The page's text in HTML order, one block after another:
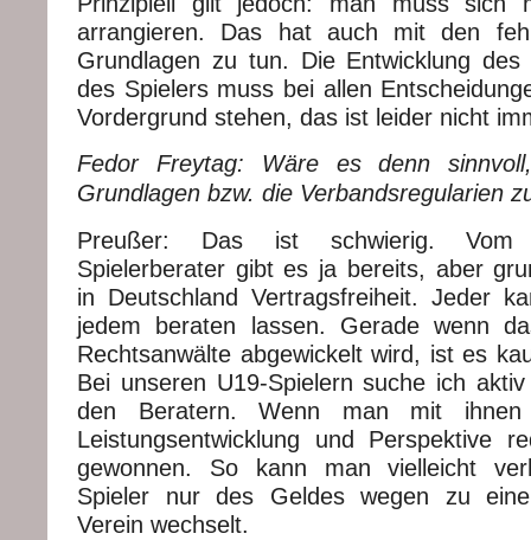
arrangieren. Das hat auch mit den
Grundlagen zu tun. Die Entwicklung des
des Spielers muss bei allen
Vordergrund stehen, das ist leider nicht
Fedor Freytag: Wäre es denn
Grundlagen bzw. die Verbandsregularien
Preußer: Das ist schwierig. Vom
Spielerberater gibt es ja bereits, aber
in Deutschland Vertragsfreiheit. Jeder
jedem beraten lassen. Gerade wenn
Rechtsanwälte abgewickelt wird, ist es
Bei unseren U19-Spielern suche ich
den Beratern. Wenn man mit
Leistungsentwicklung und Perspektive
gewonnen. So kann man vielleicht
Spieler nur des Geldes wegen zu
Verein wechselt.